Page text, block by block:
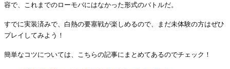
容で、これまでのローモバにはなかった形式のバトルだ。
すでに実装済みで、白熱の要塞戦が楽しめるので、まだ未体験の方はぜひ
プレイしてみよう！
簡単なコツについては、こちらの記事にまとめてあるのでチェック！